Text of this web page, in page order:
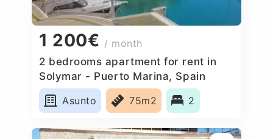
1 200€ / month
2 bedrooms apartment for rent in
Solymar - Puerto Marina, Spain
Asunto
75m2 2